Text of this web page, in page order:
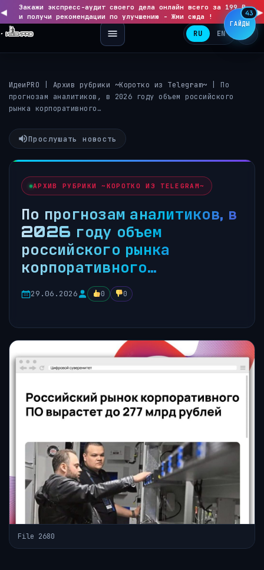
◀
Закажи экспресс-аудит своего дела онлайн всего за 199 ₽
и получи рекомендации по улучшению - Жми сюда !
▶
RU EN
ИдеиPRO Архив рубрики ~Коротко из Telegram~
По
прогнозам аналитиков, в 2026 году объем российского
рынка корпоративного…
Прослушать новость
АРХИВ РУБРИКИ ~КОРОТКО ИЗ TELEGRAM~
По прогнозам аналитиков, в
2026 году объем
российского рынка
корпоративного…
29.06.2026 0 0
File 2680
ГАЙДЫ
43